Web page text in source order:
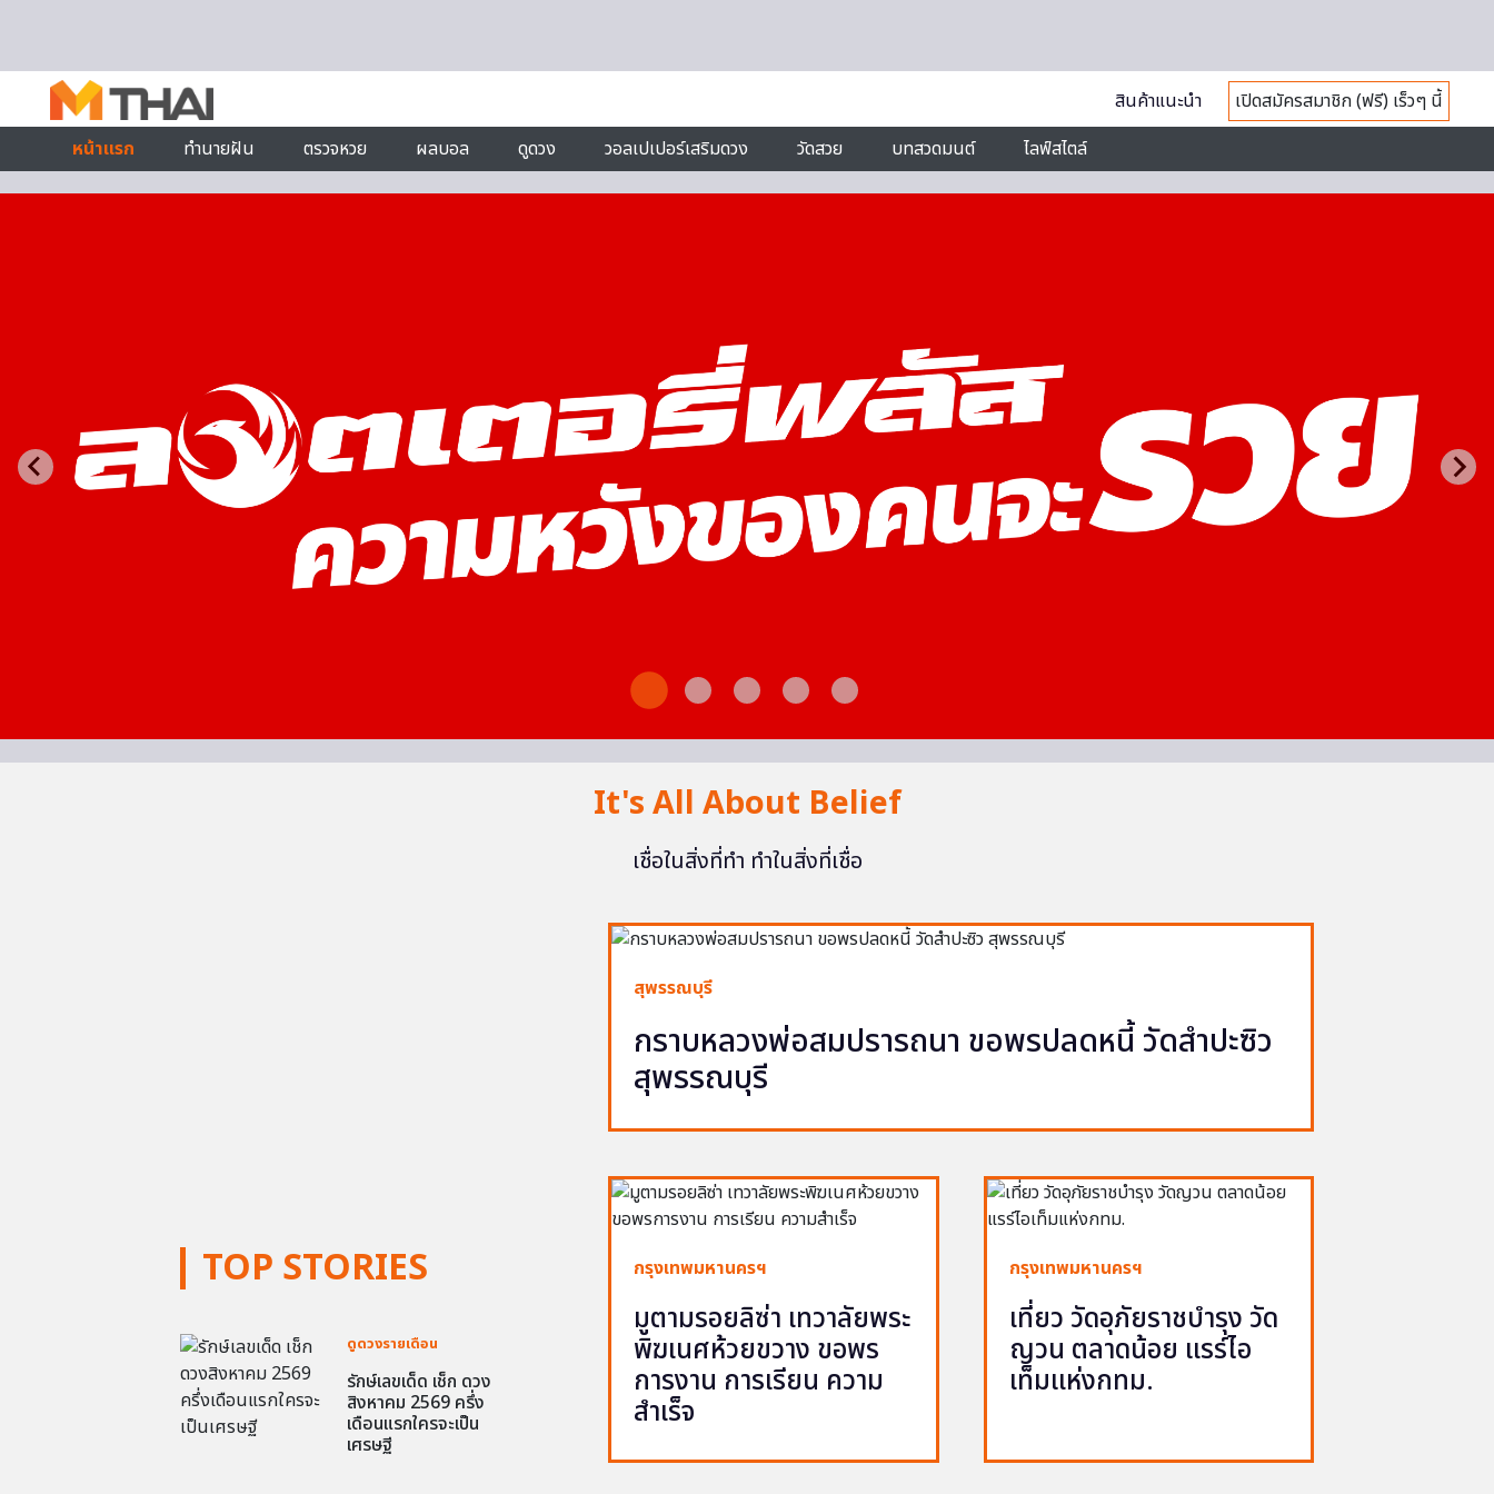
สินค้าแนะนำ
เปิดสมัครสมาชิก (ฟรี) เร็วๆ นี้
หน้าแรก
ทำนายฝัน ตรวจหวย ผลบอล ดูดวง วอลเปเปอร์เสริมดวง วัดสวย บทสวดมนต์ ไลฟ์สไตล์
It's All About Belief
เชื่อในสิ่งที่ทำ ทำในสิ่งที่เชื่อ
TOP STORIES
ดูดวงรายเดือน
รักษ์เลขเด็ด เช็ก ดวง
สิงหาคม 2569 ครึ่ง
เดือนแรกใครจะเป็น
เศรษฐี
สุพรรณบุรี
กราบหลวงพ่อสมปรารถนา ขอพรปลดหนี้ วัดสำปะซิว
สุพรรณบุรี
กรุงเทพมหานครฯ
มูตามรอยลิซ่า เทวาลัยพระ
พิฆเนศห้วยขวาง ขอพร
การงาน การเรียน ความ
สำเร็จ
กรุงเทพมหานครฯ
เที่ยว วัดอุภัยราชบำรุง วัด
ญวน ตลาดน้อย แรร์ไอ
เท็มแห่งกทม.